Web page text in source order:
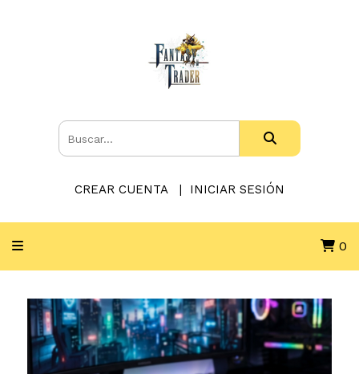
CREAR CUENTA INICIAR SESIÓN
0